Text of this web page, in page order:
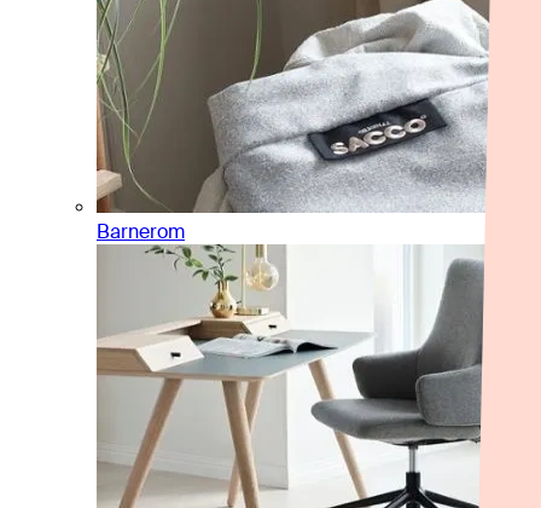
Barnerom